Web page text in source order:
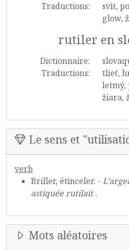
Traductions:
svit,
glow,
rutiler en
Dictionnaire:
Traductions:
tlieť,
letmý,
žiara,
Le sens et
verb
Briller, étinceler. -
astiquée rutilait .
Mots aléatoires